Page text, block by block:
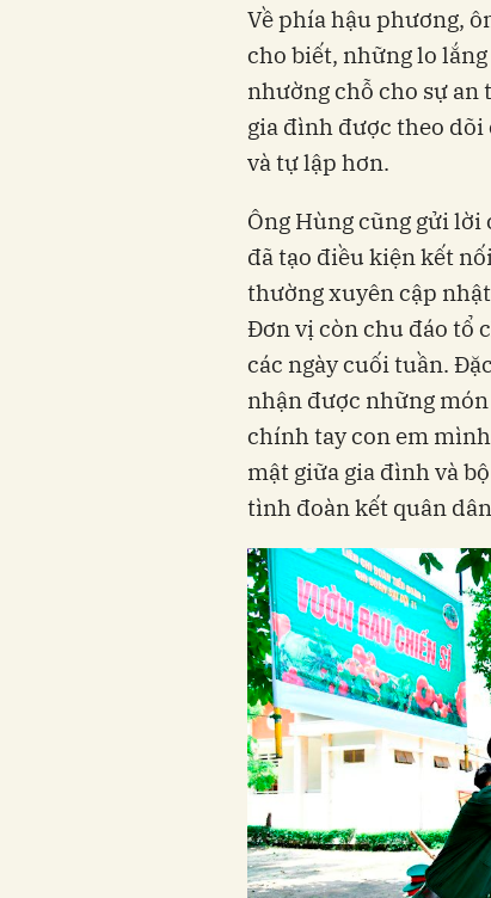
Về phía hậu phương,
cho biết, những lo
nhường chỗ cho sự an
gia đình được theo dõi
và tự lập hơn.
Ông Hùng cũng gửi lời
đã tạo điều kiện kết
thường xuyên cập
Đơn vị còn chu đáo tổ
các ngày cuối tuần.
nhận được những
chính tay con em
mật giữa gia đình và
tình đoàn kết quân